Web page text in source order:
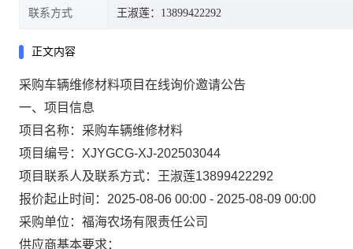
联系方式 王淑莲：13899422292
正文内容
采购车辆维修材料项目在线询价邀请公告
一、项目信息
项目名称：采购车辆维修材料
项目编号：XJYGCG-XJ-202503044
项目联系人及联系方式：王淑莲13899422292
报价起止时间：2025-08-06 00:00 - 2025-08-09 00:00
采购单位：福海农场有限责任公司
供应商基本要求：